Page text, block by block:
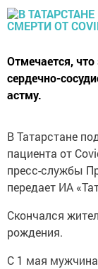
Отмечается,
сердечно-
астму.
В Татарстане
пациента от
пресс-службы
передает ИА
Скончался
рождения.
С 1 мая